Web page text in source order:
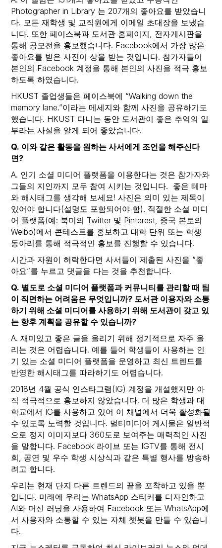
Photographer in Library 는 207개의 좋아요를 받았습니
다. 모든 재학생 및 교직원에게 이메일 초대장을 보냈습
니다. 또한 페이스북과 도서관 홈페이지, 전자게시판을
통해 공모전을 홍보했습니다. Facebook에서 가장 많은
좋아요를 받은 사진이 상을 받는 것입니다. 참가자들이
본인의 Facebook 계정을 통해 본인의 사진을 적극 홍보
하도록 하였습니다.
HKUST 졸업생들은 페이스북에 “Walking down the
memory lane.”이라는 메세지와 함께 사진을 공유하기도
했습니다. HKUST 다니는 동안 도서관이 좋은 추억의 일
부라는 사실을 알게 되어 좋았습니다.
Q. 이와 같은 활동을 원하는 사서에게 조언을 해주신다
면?
A. 인기 소셜 미디어 플랫폼을 이용한다는 것은 참가자와
그들의 지인까지 모두 참여 시키는 것입니다. 좋은 테마
와 해시태그를 생각해 보세요! 사진은 의미 있는 제목이
있어야 합니다(설명도 포함되어야 함). 적절한 소셜 미디
어 플랫폼(예: 북미의 Twitter 및 Pinterest, 중국 본토의
Weibo)에서 콘테스트를 홍보하고 대학 단위 또는 학생
동아리를 통해 적극적인 홍보를 진행할 수 있습니다.
시간과 자원이 허락한다면 사서들이 제출된 사진을 “좋
아요”를 누르고 댓글을 다는 것을 추천합니다.
Q. 별도로 소셜 미디어 플랫폼과 커뮤니티를 관리할 때 팀
이 직면하는 어려움은 무엇입니까? 도서관 이용자와 소통
하기 위해 소셜 미디어를 사용하기 위해 도서관이 갖고 있
는 향후 계획을 공유할 수 있습니까?
A. 재미있고 좋은 글을 올리기 위해 정기적으로 자주 올
리는 것은 어렵습니다. 예를 들어 학생들이 사용하는 인
기 있는 소셜 미디어 플랫폼을 운영하고 최신 트렌드를
반영한 해시태그를 따라하기도 어렵습니다.
2018년 4월 공식 인스타그램(IG) 계정을 개설했지만 아
직 적극적으로 홍보하지 않았습니다. 더 많은 학생과 대
학교에서 IG를 사용하고 있어 이 채널에서 더욱 활성화될
수 있도록 노력할 것입니다. 멀티미디어 게시물은 일반적
으로 정지 이미지보다 360도로 보여주는 매력적인 사진
을 말합니다. Facebook 라이브 또는 IGTV를 통해 전시
회, 공연 및 우수 학생 시상식과 같은 특별 행사를 방송하
려고 합니다.
우리는 현재 단지 다른 트렌드의 끝을 포착하고 있을 뿐
입니다. 미래에 우리는 WhatsApp 스티커를 디자인하고
AI와 머신 러닝을 사용하여 Facebook 또는 WhatsApp에
서 사용자와 소통할 수 있는 자체 챗봇을 만들 수 있습니
다.